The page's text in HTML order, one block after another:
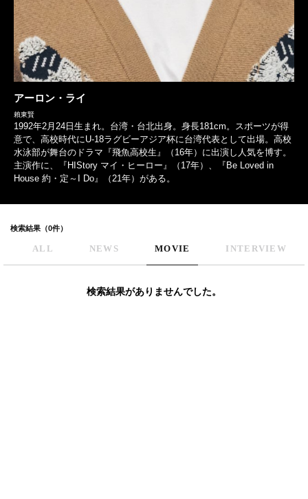
アーロン・ライ
賴東賢
1992年2月24日生まれ。台湾・台北出身。身長181cm。スポーツが得
意で、高校時代にU-18ラグビーアジア杯に台湾代表として出場。高校
水泳部が舞台のドラマ『飛魚高校生』（16年）に出演し人気を博す。
主演作に、『HIStory マイ・ヒーロー』（17年）、『Be Loved in
House 約・定～I Do』（21年）がある。
検索結果（0件）
ALL NEWS MOVIE INTERVIEW
検索結果がありませんでした。